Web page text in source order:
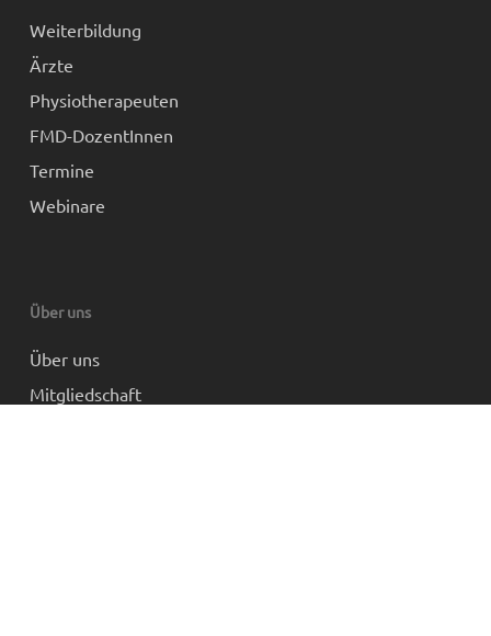
Weiterbildung
Ärzte
Physiotherapeuten
FMD-DozentInnen
Termine
Webinare
Über uns
Über uns
Mitgliedschaft